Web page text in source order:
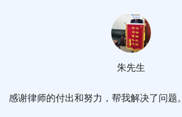
感谢律师的付出和努力，帮我解决了问题。
朱先生